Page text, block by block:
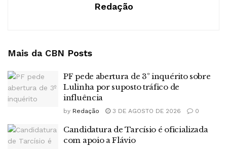
Redação
Mais da CBN Posts
PF pede abertura de 3º inquérito sobre
Lulinha por suposto tráfico de
influência
by Redação 3 DE AGOSTO DE 2026 0
Candidatura de Tarcísio é oficializada
com apoio a Flávio